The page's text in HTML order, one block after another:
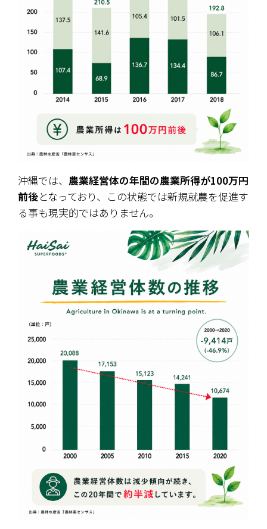
沖縄では、 農業経営体の年間の農業所得が100万円
前後となっており、この状態では新規就農を促進す
る事も現実的ではありません。